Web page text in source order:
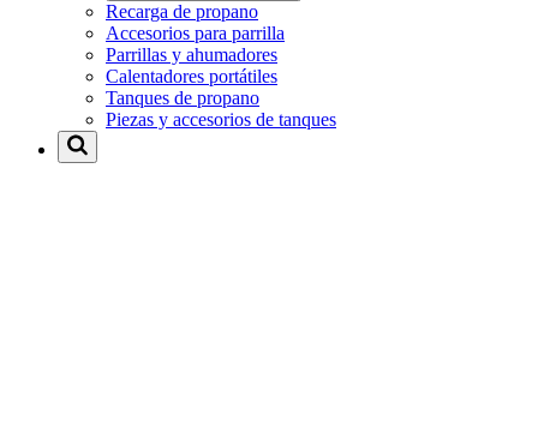
Recarga de propano
Accesorios para parrilla
Parrillas y ahumadores
Calentadores portátiles
Tanques de propano
Piezas y accesorios de tanques